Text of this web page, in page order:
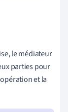
le médiateur
parties pour
et la